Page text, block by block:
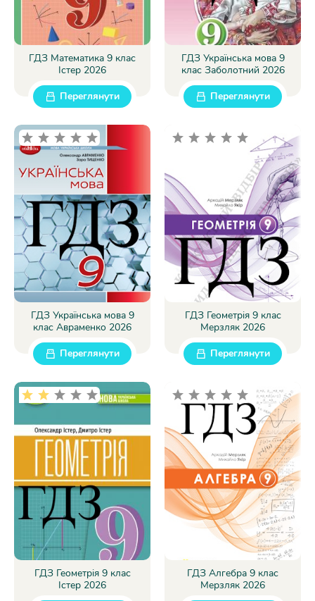
ГДЗ Математика 9 клас
Істер 2026
Переглянути
ГДЗ Українська мова 9
клас Заболотний 2026
Переглянути
ГДЗ Українська мова 9
клас Авраменко 2026
Переглянути
ГДЗ Геометрія 9 клас
Мерзляк 2026
Переглянути
ГДЗ Геометрія 9 клас
Істер 2026
ГДЗ Алгебра 9 клас
Мерзляк 2026